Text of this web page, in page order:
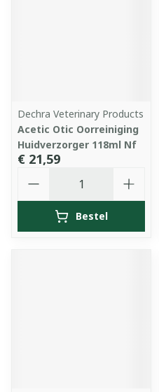
Dechra Veterinary Products
Acetic Otic Oorreiniging
Huidverzorger 118ml Nf
€ 21,59
Bestel